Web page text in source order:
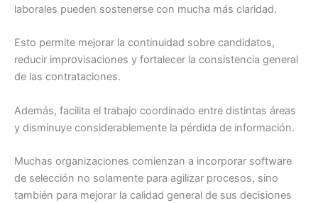
laborales pueden sostenerse con mucha más claridad.
Esto permite mejorar la continuidad sobre candidatos,
reducir improvisaciones y fortalecer la consistencia general
de las contrataciones.
Además, facilita el trabajo coordinado entre distintas áreas
y disminuye considerablemente la pérdida de información.
Muchas organizaciones comienzan a incorporar software
de selección no solamente para agilizar procesos, sino
también para mejorar la calidad general de sus decisiones